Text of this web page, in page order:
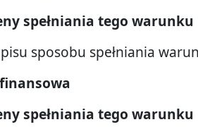
spełniania tego warunku
sposobu spełniania
spełniania tego warunku